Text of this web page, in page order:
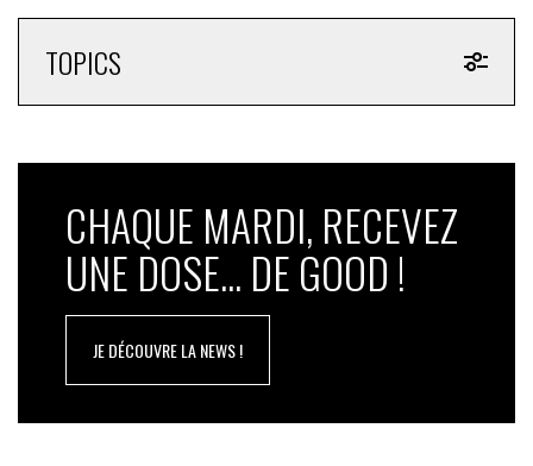
TOPICS
CHAQUE MARDI, RECEVEZ
UNE DOSE... DE GOOD !
JE DÉCOUVRE LA NEWS !